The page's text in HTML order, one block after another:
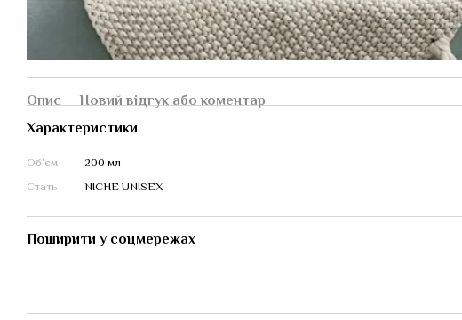
Опис
Новий відгук або коментар
Характеристики
Об`єм
200 мл
Стать
NICHE UNISEX
Поширити у соцмережах